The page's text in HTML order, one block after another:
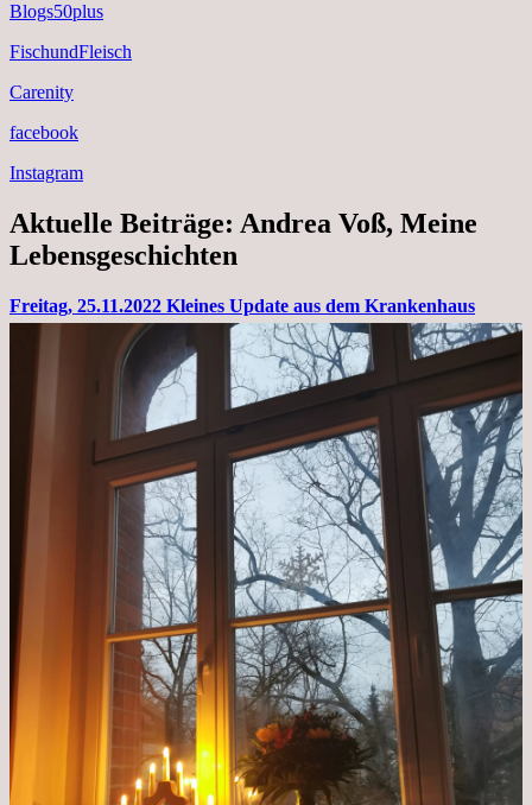
Blogs50plus
FischundFleisch
Carenity
facebook
Instagram
Aktuelle Beiträge: Andrea Voß, Meine
Lebensgeschichten
Freitag, 25.11.2022 Kleines Update aus dem Krankenhaus